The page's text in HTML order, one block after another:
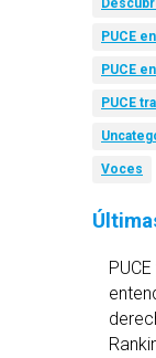
PUCE
PUCE
PUCE
Voces